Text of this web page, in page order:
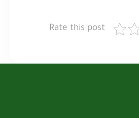
Rate this post